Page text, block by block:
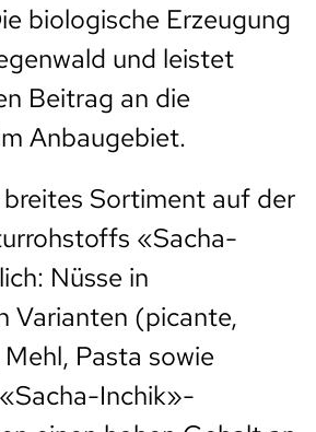
biologische Erzeugung
und leistet
Beitrag an die
Anbaugebiet.
Sortiment auf der
«Sacha-
Nüsse in
Varianten (picante,
Pasta sowie
Inchik»-